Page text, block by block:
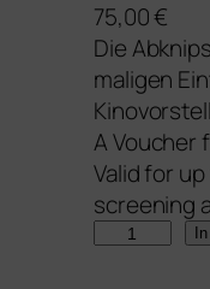
75,00€
Die
maligen
A Voucher
Valid for
screening